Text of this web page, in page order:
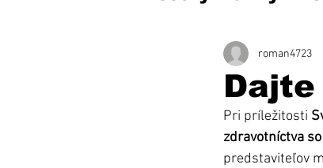
roman4723
Pri príležitosti
zdravotníctva
predstaviteľov